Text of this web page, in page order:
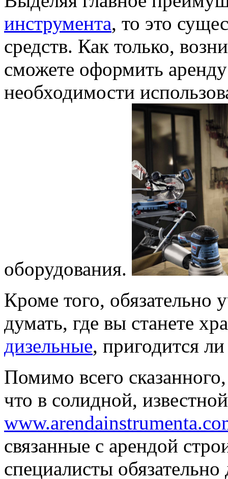
инструмента, то это
средств. Как только,
сможете оформить
необходимости
оборудования.
Кроме того, обязательно
думать, где вы станете
дизельные, пригодится
Помимо всего
что в солидной,
связанные с арендой
специалисты